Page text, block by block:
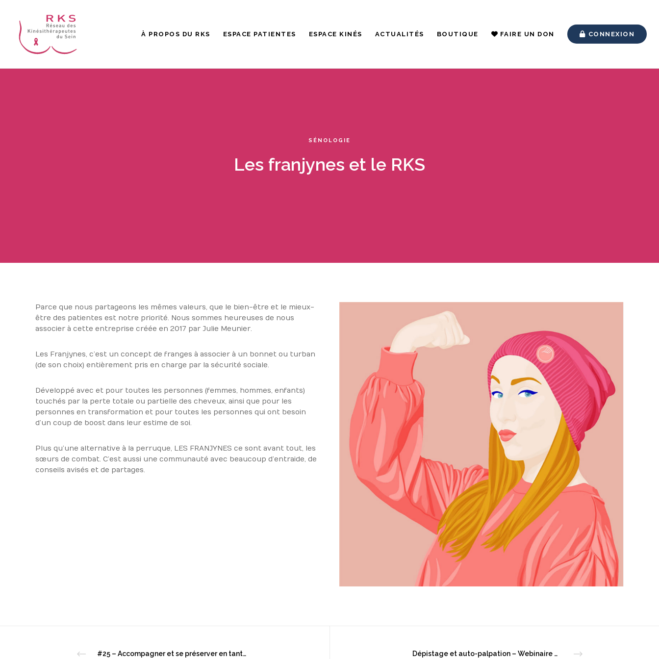
À PROPOS DU RKS ESPACE PATIENTES ESPACE KINÉS ACTUALITÉS BOUTIQUE FAIRE UN DON CONNEXION
SÉNOLOGIE
Les franjynes et le RKS
Parce que nous partageons les mêmes valeurs, que le bien-être et le mieux-
être des patientes est notre priorité. Nous sommes heureuses de nous
associer à cette entreprise créée en 2017 par Julie Meunier.
Les Franjynes, c’est un concept de franges à associer à un bonnet ou turban
(de son choix) entièrement pris en charge par la sécurité sociale.
Développé avec et pour toutes les personnes (femmes, hommes, enfants)
touchés par la perte totale ou partielle des cheveux, ainsi que pour les
personnes en transformation et pour toutes les personnes qui ont besoin
d’un coup de boost dans leur estime de soi.
Plus qu’une alternative à la perruque, LES FRANJYNES ce sont avant tout, les
sœurs de combat. C’est aussi une communauté avec beaucoup d’entraide, de
conseils avisés et de partages.
#25 – Accompagner et se préserver en tant que kiné dans la prise en charge en sénologie : le point de vue et les conseils d’une psychologue Dépistage et auto-palpation – Webinaire grand public